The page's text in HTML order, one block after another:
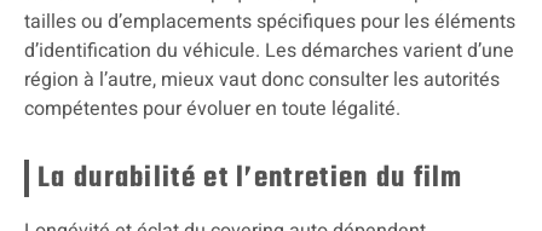
tailles ou d’emplacements spécifiques pour les éléments
d’identification du véhicule. Les démarches varient d’une
région à l’autre, mieux vaut donc consulter les autorités
compétentes pour évoluer en toute légalité.
La durabilité et l’entretien du film